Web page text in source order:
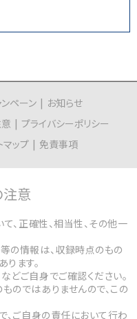
ンペーン
お知らせ
プライバシーポリシー
マップ 免責事項
注意
、正確性、相当性、その他一
の情報は、収録時点のもの
ります。
どご自身でご確認ください。
のではありませんので、この
ご自身の責任において行わ